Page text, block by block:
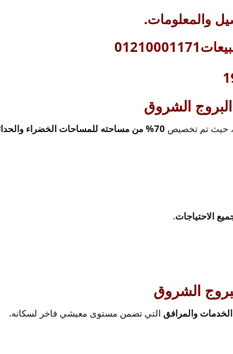
والمعلومات.
الشروق
، حيث تم تخصيص 70% من مساحته للمساحات الخضراء والحدائق
الاحتياجات.
الشروق
والمرافق التي تضمن مستوى معيشي فاخر لسكانه.